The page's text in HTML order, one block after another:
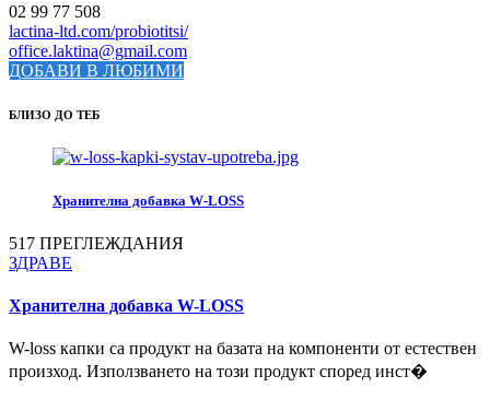
02 99 77 508
lactina-ltd.com/probiotitsi/
office.laktina@gmail.com
ДОБАВИ В ЛЮБИМИ
БЛИЗО ДО ТЕБ
Хранителна добавка W-LOSS
517 ПРЕГЛЕЖДАНИЯ
ЗДРАВЕ
Хранителна добавка W-LOSS
W-loss капки са продукт на базата на компоненти от естествен
произход. Използването на този продукт според инст�